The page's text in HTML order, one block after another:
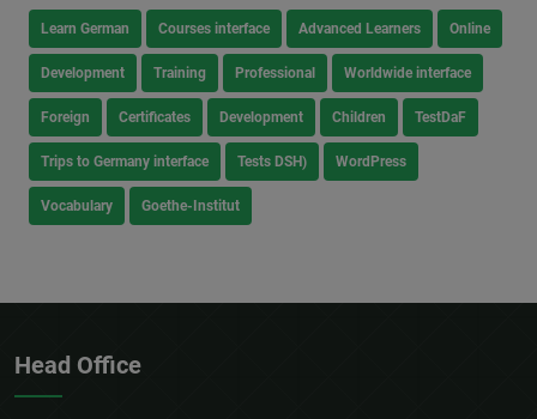
Learn German Courses interface Advanced Learners Online
Development Training Professional Worldwide interface
Foreign Certificates Development Children TestDaF
Trips to Germany interface Tests DSH) WordPress
Vocabulary Goethe-Institut
Head Office